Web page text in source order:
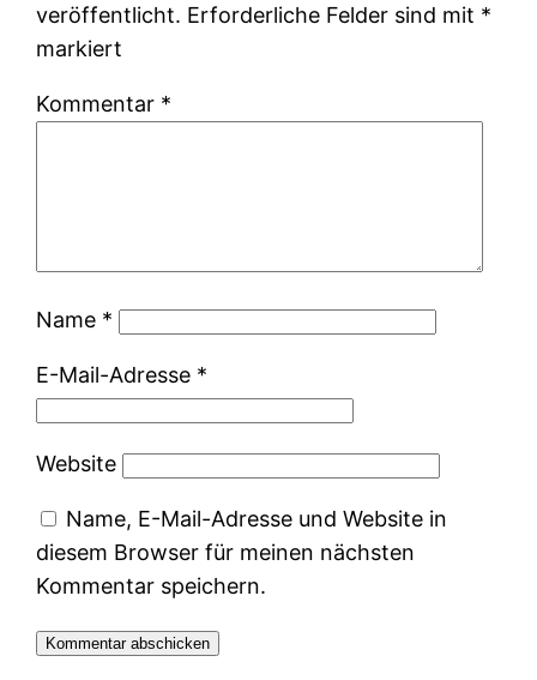
veröffentlicht. Erforderliche Felder sind mit *
markiert
Kommentar *
Name *
E-Mail-Adresse *
Website
Name, E-Mail-Adresse und Website in
diesem Browser für meinen nächsten
Kommentar speichern.